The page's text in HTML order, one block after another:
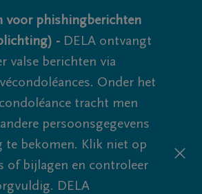
voor phishingberichten
- DELA ontvangt
valse berichten via
Onder het
tracht men
persoonsgegevens
te bekomen. Klik niet op
of bijlagen en controleer
DELA